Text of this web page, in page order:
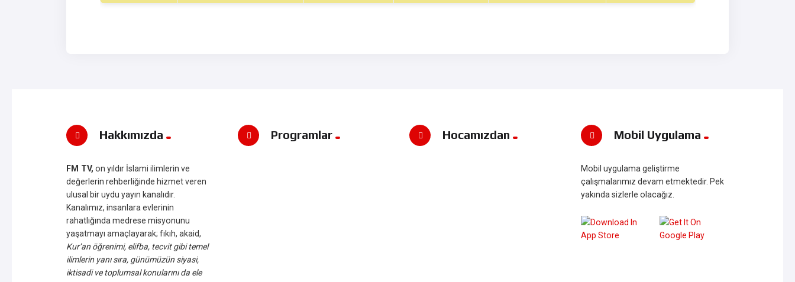
Hakkımızda
FM TV, on yıldır İslami ilimlerin ve
değerlerin rehberliğinde hizmet veren
ulusal bir uydu yayın kanalıdır.
Kanalımız, insanlara evlerinin
rahatlığında medrese misyonunu
yaşatmayı amaçlayarak; fıkıh, akaid,
Kur’an öğrenimi, elifba, tecvit gibi temel
ilimlerin yanı sıra, günümüzün siyasi,
iktisadi ve toplumsal konularını da ele
Programlar Hocamızdan Mobil Uygulama
Mobil uygulama geliştirme
çalışmalarımız devam etmektedir. Pek
yakında sizlerle olacağız.